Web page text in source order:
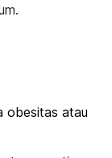
obesitas atau